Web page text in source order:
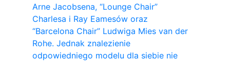
Arne Jacobsena, “Lounge Chair”
Charlesa i Ray Eamesów oraz
“Barcelona Chair” Ludwiga Mies van der
Rohe. Jednak znalezienie
odpowiedniego modelu dla siebie nie